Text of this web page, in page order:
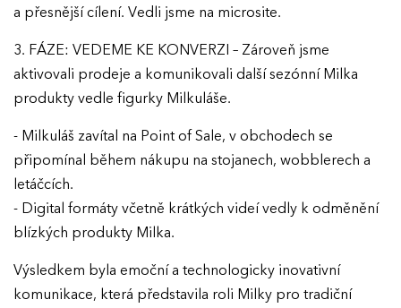
a přesnější cílení. Vedli jsme na microsite.
3. FÁZE: VEDEME KE KONVERZI – Zároveň jsme
aktivovali prodeje a komunikovali další sezónní Milka
produkty vedle figurky Milkuláše.
- Milkuláš zavítal na Point of Sale, v obchodech se
připomínal během nákupu na stojanech, wobblerech a
letáčcích.
- Digital formáty včetně krátkých videí vedly k odměnění
blízkých produkty Milka.
Výsledkem byla emoční a technologicky inovativní
komunikace, která představila roli Milky pro tradiční